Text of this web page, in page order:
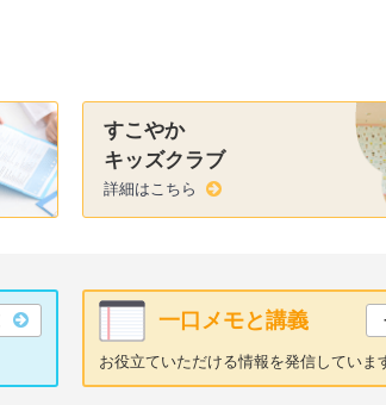
すこやか
キッズクラブ
詳細はこちら
一口メモと講義
お役立ていただける情報を発信していま